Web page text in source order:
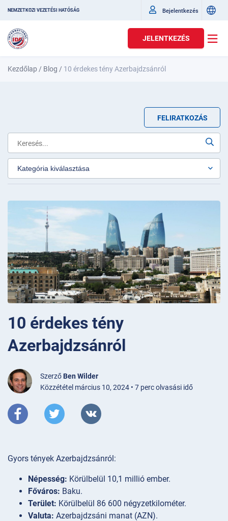
NEMZETKÖZI VEZETÉSI HATÓSÁG Bejelentkezés
JELENTKEZÉS
Kezdőlap / Blog / 10 érdekes tény Azerbajdzsánról
FELIRATKOZÁS
10 érdekes tény
Azerbajdzsánról
Szerző Ben Wilder
Közzététel március 10, 2024 • 7 perc olvasási idő
Gyors tények Azerbajdzsánról:
Népesség: Körülbelül 10,1 millió ember.
Főváros: Baku.
Terület: Körülbelül 86 600 négyzetkilométer.
Valuta: Azerbajdzsáni manat (AZN).